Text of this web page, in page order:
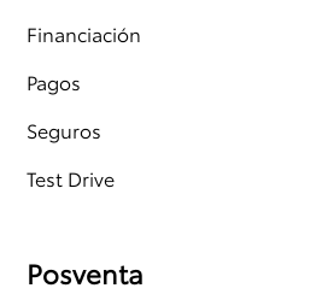
Financiación
Pagos
Seguros
Test Drive
Posventa